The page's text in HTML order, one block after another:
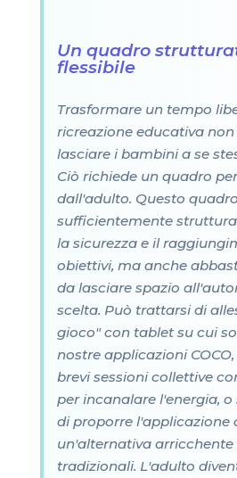
Un quadro
flessibile
Trasformare un tempo
ricreazione educativa
lasciare i bambini a se
Ciò richiede un quadro
dall'adulto. Questo
sufficientemente
la sicurezza e il
obiettivi, ma anche
da lasciare spazio
scelta. Può trattarsi di
gioco" con tablet su cui
nostre applicazioni
brevi sessioni collettive
per incanalare l'energia,
di proporre l'applicazione
un'alternativa
tradizionali. L'adulto